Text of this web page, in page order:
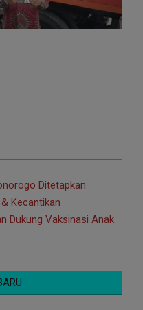
Ditetapkan
Kecantikan
Dukung Vaksinasi Anak